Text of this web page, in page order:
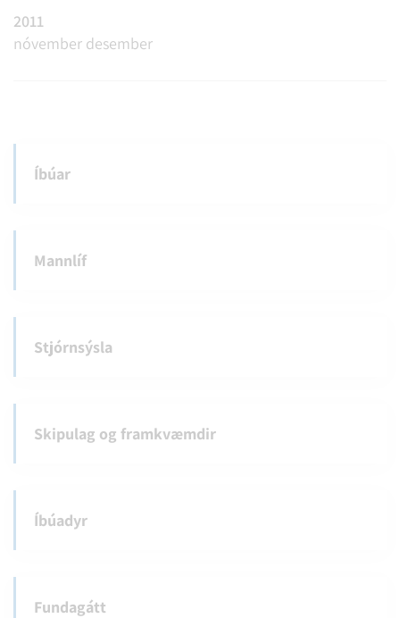
2011
nóvember desember
Íbúar
Mannlíf
Stjórnsýsla
Skipulag og framkvæmdir
Íbúadyr
Fundagátt